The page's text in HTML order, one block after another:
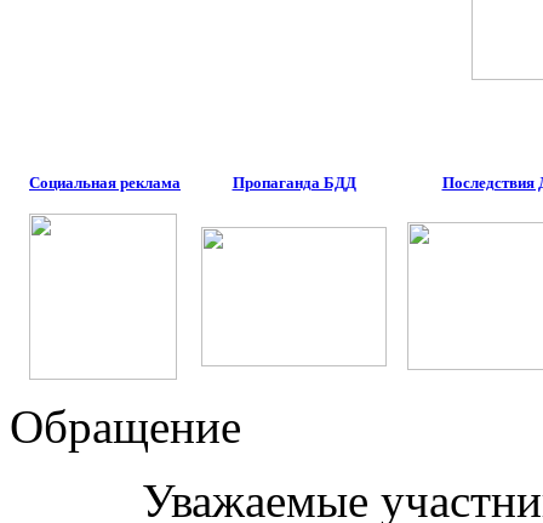
Социальная реклама Пропаганда БДД
Обращение
Уважаемые